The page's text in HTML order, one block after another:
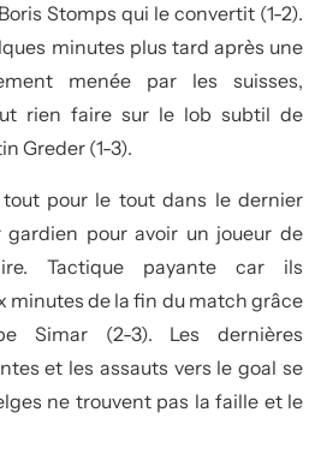
Stomps qui le convertit (1-2).
minutes plus tard après une
menée par les suisses,
rien faire sur le lob subtil de
Greder (1-3).
pour le tout dans le dernier
pour avoir un joueur de
Tactique payante car ils
minutes de la fin du match grâce
Simar (2-3). Les dernières
et les assauts vers le goal se
ne trouvent pas la faille et le